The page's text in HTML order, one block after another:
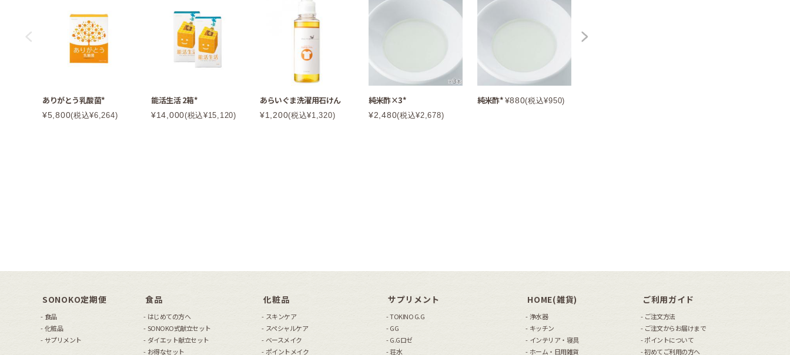
ありがとう乳酸菌*
¥5,800(税込¥6,264)
能活生活 2箱*
¥14,000(税込¥15,120)
あらいぐま洗濯用石けん
¥1,200(税込¥1,320)
純米酢×3*
¥2,480(税込¥2,678)
純米酢*¥880(税込¥950)
SONOKO定期便
食品
化粧品
サプリメント
食品
はじめての方へ
SONOKO式献立セット
ダイエット献立セット
お得なセット
化粧品
スキンケア
スペシャルケア
ベースメイク
ポイントメイク
サプリメント
TOKINO G.G
GG
G.Gロゼ
荘水
HOME(雑貨)
浄水器
キッチン
インテリア・寝具
ホーム・日用雑貨
ご利用ガイド
ご注文方法
ご注文からお届けまで
ポイントについて
初めてご利用の方へ